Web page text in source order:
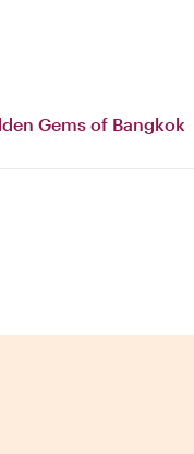
Gems of Bangkok